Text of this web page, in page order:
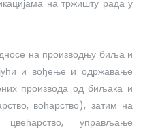
на тржишту рада у
на производњу биља и
и вођење и одржавање
производа од биљака и
воћарство), затим на
управљање